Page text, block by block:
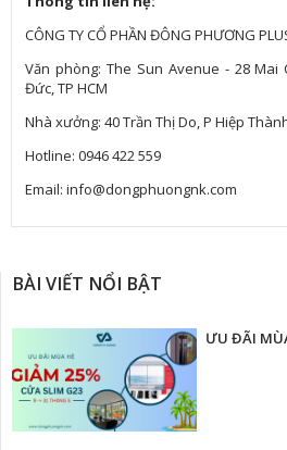
CÔNG TY CỔ PHẦN ĐÔNG PHƯƠNG
Văn phòng: The Sun Avenue - 28 Mai
Đức, TP HCM
Nhà xưởng: 40 Trần Thị Do, P Hiệp
Hotline: 0946 422 559
Email: info@dongphuongnk.com
BÀI VIẾT NỔI BẬT
ƯU ĐÃI